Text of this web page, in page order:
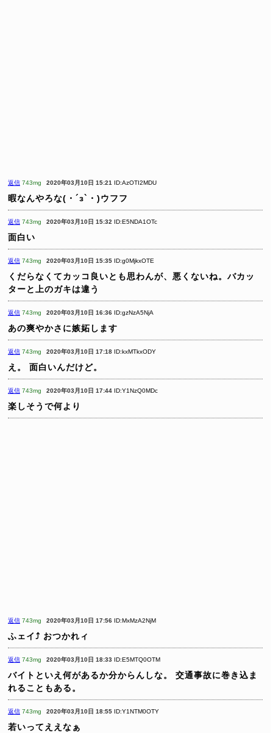
返信 743mg 2020年03月10日 15:21 ID:AzOTI2MDU
暇なんやろな(・´з`・)ウフフ
返信 743mg 2020年03月10日 15:32 ID:E5NDA1OTc
面白い
返信 743mg 2020年03月10日 15:35 ID:g0MjkxOTE
くだらなくてカッコ良いとも思わんが、悪くないね。バカッ
ターと上のガキは違う
返信 743mg 2020年03月10日 16:36 ID:gzNzA5NjA
あの爽やかさに嫉妬します
返信 743mg 2020年03月10日 17:18 ID:kxMTkxODY
え。 面白いんだけど。
返信 743mg 2020年03月10日 17:44 ID:Y1NzQ0MDc
楽しそうで何より
返信 743mg 2020年03月10日 17:56 ID:MxMzA2NjM
ふェイ⤴︎ おつかれィ
返信 743mg 2020年03月10日 18:33 ID:E5MTQ0OTM
バイトといえ何があるか分からんしな。
交通事故に巻き込ま
れることもある。
返信 743mg 2020年03月10日 18:55 ID:Y1NTM0OTY
若いってええなぁ